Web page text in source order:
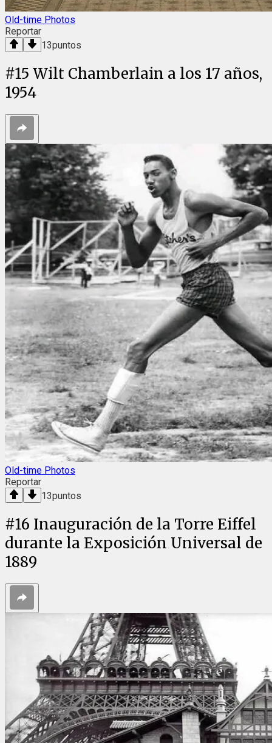
Old-time Photos
Reportar
13puntos
#15 Wilt Chamberlain a los 17 años,
1954
Old-time Photos
Reportar
13puntos
#16 Inauguración de la Torre Eiffel
durante la Exposición Universal de
1889